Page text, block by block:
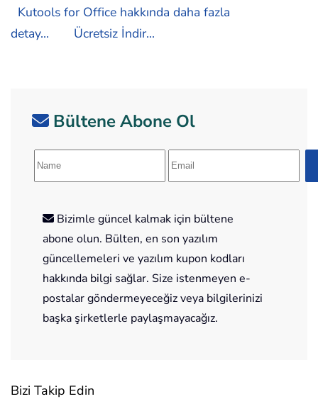
Kutools for Office hakkında daha fazla
detay...
Ücretsiz İndir...
Bültene Abone Ol
Bizimle güncel kalmak için bültene
abone olun. Bülten, en son yazılım
güncellemeleri ve yazılım kupon kodları
hakkında bilgi sağlar. Size istenmeyen e-
postalar göndermeyeceğiz veya bilgilerinizi
başka şirketlerle paylaşmayacağız.
Bizi Takip Edin